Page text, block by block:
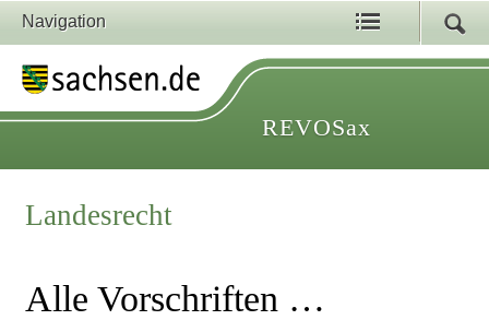
Navigation
REVOSax
Landesrecht
Alle Vorschriften …